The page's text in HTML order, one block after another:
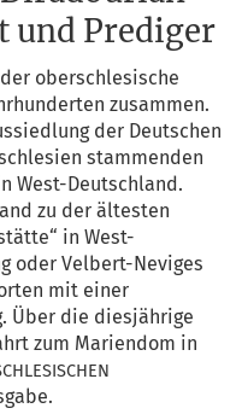
und Prediger
ober­schle­si­sche
zusam­men.
der Deut­schen
stam­men­den
West-Deutsch­land.
zu der ältes­ten
in West-
oder Vel­bert-Nevi­ges
mit einer
Über die dies­jäh­ri­ge
zum Mari­en­dom in